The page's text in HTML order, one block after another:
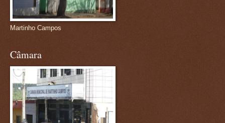
Martinho Campos
Câmara